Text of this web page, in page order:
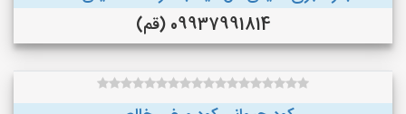
09937991814 (قم)